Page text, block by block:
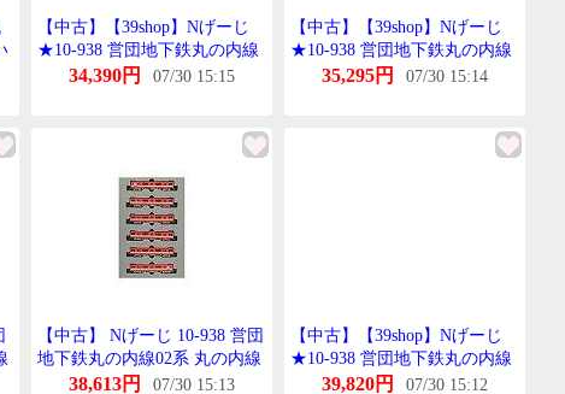
【中古】【39shop】Nげーじ
★10-938 営団地下鉄丸の内線
02系 丸の内線開通50周年記念
34,390円 07/30 15:15
【中古】【39shop】Nげーじ
★10-938 営団地下鉄丸の内線
02系 丸の内線開通50周年記念
35,295円 07/30 15:14
【中古】 Nげーじ 10-938 営団
地下鉄丸の内線02系 丸の内線
開通50周年記念号たいぷ 6両
38,613円 07/30 15:13
【中古】【39shop】Nげーじ
★10-938 営団地下鉄丸の内線
02系 丸の内線開通50周年記念
39,820円 07/30 15:12